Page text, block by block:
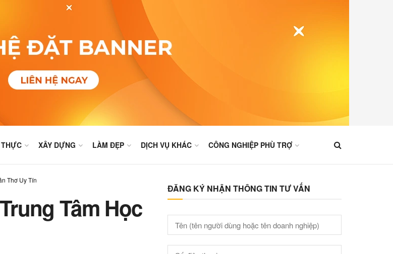
XÂY DỰNG LÀM ĐẸP DỊCH VỤ KHÁC CÔNG NGHIỆP PHÙ TRỢ
Thơ Uy Tín
Tâm Học
ĐĂNG KÝ NHẬN THÔNG TIN TƯ VẤN